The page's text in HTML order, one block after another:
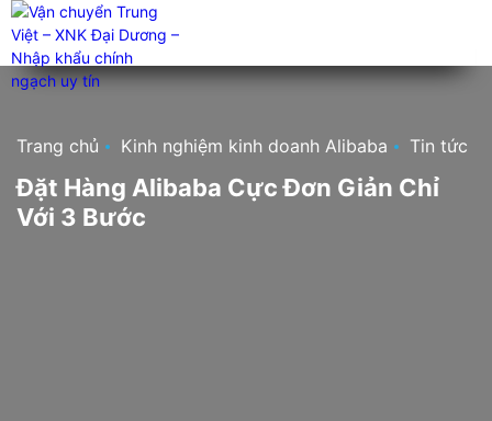
Trang chủ Kinh nghiệm kinh doanh Alibaba Tin tức
Đặt Hàng Alibaba Cực Đơn Giản Chỉ
Với 3 Bước